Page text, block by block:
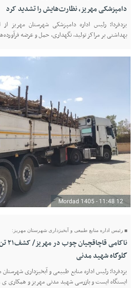
دامپزشکی مهریز، نظارت‌هایش را تشدید کرد
یزدفردا؛ رئیس اداره دامپزشکی شهرستان مهریز
بهداشتی بر مراکز تولید، نگهداری، حمل و عرضه
12 Mordad 1405 - 11:48
رئیس اداره منابع طبیعی و آبخیزداری شهرستان مهریز:
گلوگاه شهید مدنی
یزدفردا؛ رئیس اداره منابع طبیعی و آبخیزداری
ایستگاه ایست و بازرسی شهید مدنی مهریز و همکاری